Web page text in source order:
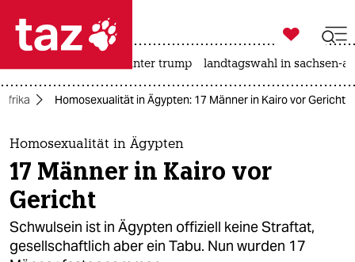
 taz zahl ich
taz zahl ich
themen
politik
öko
gesellschaft

taz zahl ich
usa unter trump landtagswahl in sachsen-
Afrika Homosexualität in Ägypten: 17 Männer in Kairo vor Gericht
Homosexualität in Ägypten
17 Männer in Kairo vor
Gericht
Schwulsein ist in Ägypten offiziell keine Straftat,
gesellschaftlich aber ein Tabu. Nun wurden 17